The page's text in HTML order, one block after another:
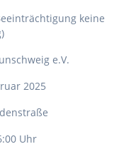
keine
e.V.
2025
Uhr